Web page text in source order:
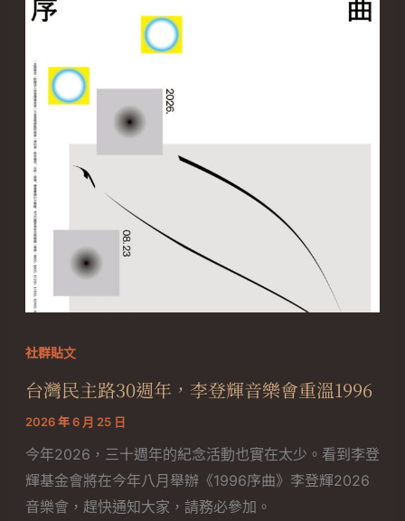
社群貼文
台灣民主路30週年，李登輝音樂會重溫1996
2026 年 6 月 25 日
今年2026，三十週年的紀念活動也實在太少。看到李登
輝基金會將在今年八月舉辦《1996序曲》李登輝2026
音樂會，趕快通知大家，請務必參加。